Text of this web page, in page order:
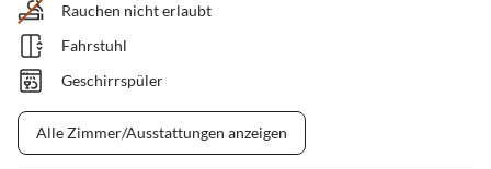
Rauchen nicht erlaubt
Fahrstuhl
Geschirrspüler
Alle Zimmer/Ausstattungen anzeigen